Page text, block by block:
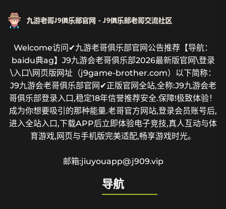
Welcome访问✔九游老哥俱乐部官网公告推荐【导航：
baidu典ag】J9九游会老哥俱乐部2026最新版官网\登录
\入口\网页版网址（j9game-brother.com）以下简称：
J9九游会老哥俱乐部官网✔正版官网全站,全称:J9九游会老
哥俱乐部登录入口,稳定18年信誉推荐安全.保障!极致体验！
成为你想要吸引的那种能量.老哥官方网站,登录会员账号后,
进入全站入口,下载APP后立即体验电子竞技,真人互动与体
育游戏,网页与手机版完美适配,畅享游戏时光。
邮箱:jiuyouapp@j909.vip
导航